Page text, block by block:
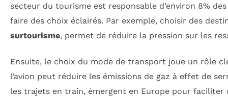
secteur du tourisme est responsable d’environ 8%
faire des choix éclairés. Par exemple, choisir des
surtourisme, permet de réduire la pression sur les
Ensuite, le choix du mode de transport joue un rôle
l’avion peut réduire les émissions de gaz à effet de
les trajets en train, émergent en Europe pour faciliter